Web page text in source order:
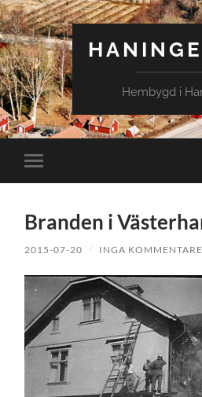
Hembygd i
Slå
på/av
Branden i
2015-07-20 / INGA